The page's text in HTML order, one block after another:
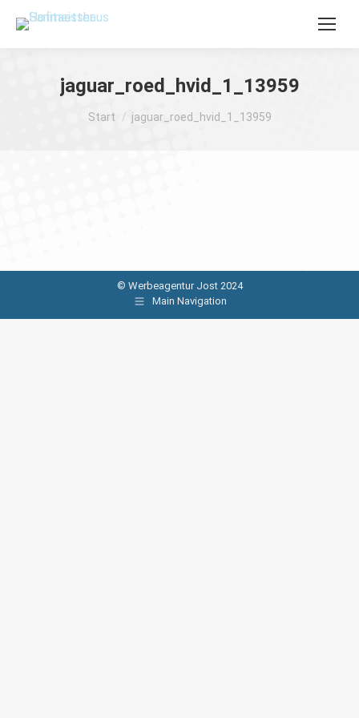
jaguar_roed_hvid_1_13959
Sie befinden sich hier:
Start jaguar_roed_hvid_1_13959
© Werbeagentur Jost 2024
Main Navigation